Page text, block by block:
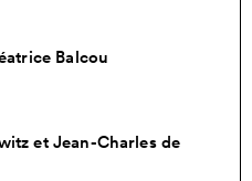
Balcou
et Jean-Charles de